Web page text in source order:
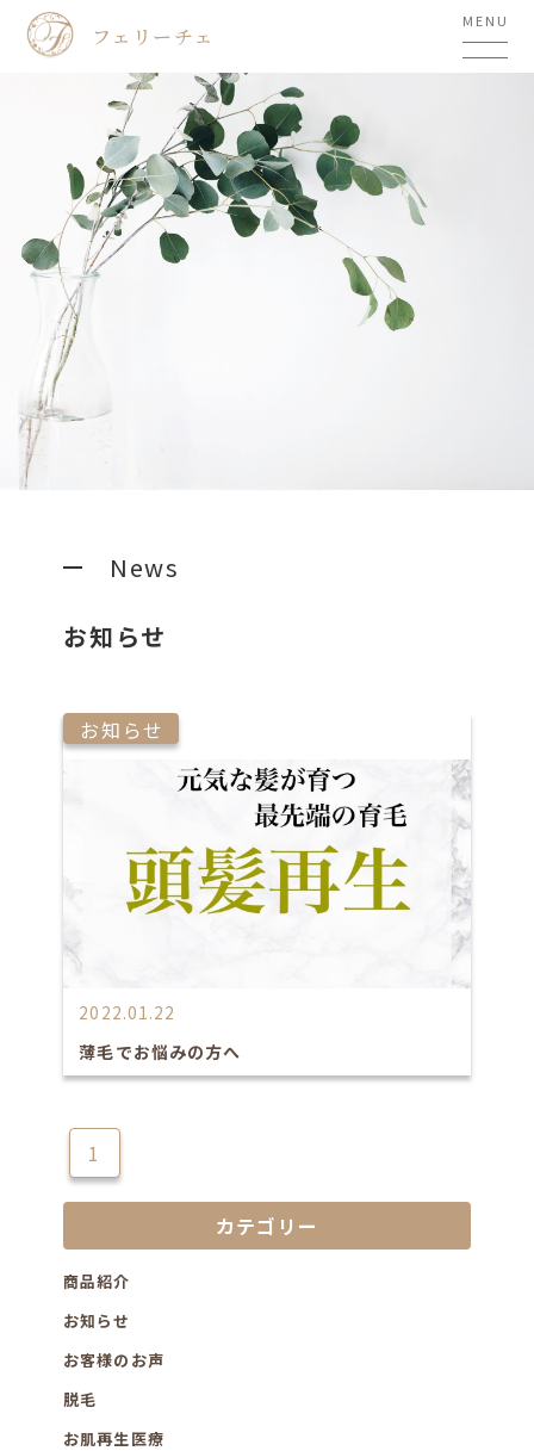
フェリーチェ
MENU
News
お知らせ
お知らせ
2022.01.22
薄毛でお悩みの方へ
1
カテゴリー
商品紹介
お知らせ
お客様のお声
脱毛
お肌再生医療